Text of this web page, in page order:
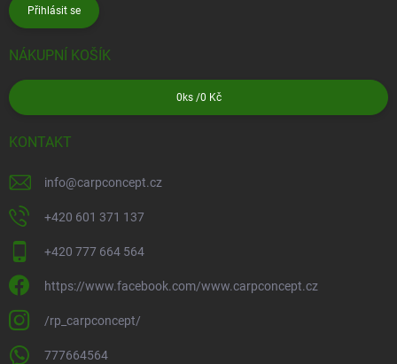
Přihlásit se
NÁKUPNÍ KOŠÍK
0ks /0 Kč
KONTAKT
info@carpconcept.cz
+420 601 371 137
+420 777 664 564
https://www.facebook.com/www.carpconcept.cz
/rp_carpconcept/
777664564